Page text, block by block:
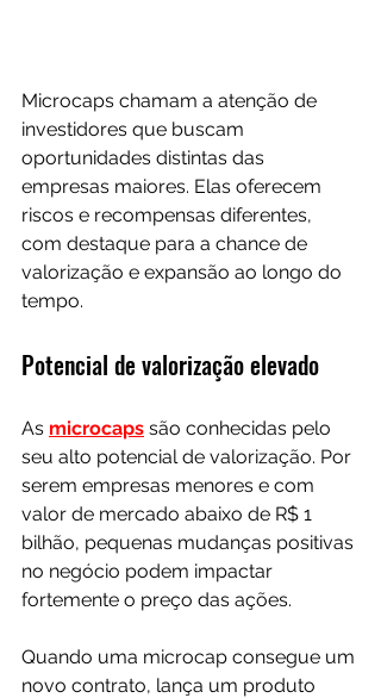
Microcaps chamam a atenção de
investidores que buscam
oportunidades distintas das
empresas maiores. Elas oferecem
riscos e recompensas diferentes,
com destaque para a chance de
valorização e expansão ao longo do
tempo.
Potencial de valorização elevado
As microcaps são conhecidas pelo
seu alto potencial de valorização. Por
serem empresas menores e com
valor de mercado abaixo de R$ 1
bilhão, pequenas mudanças positivas
no negócio podem impactar
fortemente o preço das ações.
Quando uma microcap consegue um
novo contrato, lança um produto